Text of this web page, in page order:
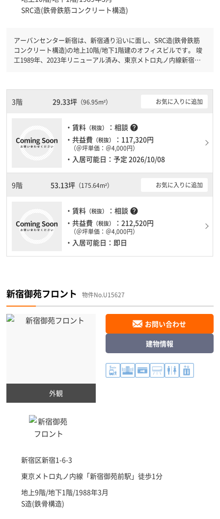
SRC造(鉄骨鉄筋コンクリート構造)
アーバンセンター新宿は、新宿通り沿いに面し、SRC造(鉄骨鉄筋
コンクリート構造)の地上10階/地下1階建のオフィスビルです。 竣
工1989年、2023年リニューアル済み、東京メトロ丸ノ内線新宿三
の際にも安心できます。新耐震基準を満たしておりますので、耐震
性がしっかりとしています。駐車場もありますので、車を利用され
るお客様には使いやすいです。１フロア２００坪以上ある大規模ビ
3階 29.33坪（96.95m²） お気に入りに追加
・賃料 （税抜） ：相談 help
・共益費 （税抜） ：117,320円
（＠坪単価：＠4,000円）
・入居可能日：予定 2026/10/08
9階 53.13坪 （175.64m²） お気に入りに追加
・賃料 （税抜） ：相談 help
・共益費 （税抜） ：212,520円
（＠坪単価：＠4,000円）
・入居可能日：即日
新宿御苑フロント 物件No.U15627
外観
新宿区新宿1-6-3
東京メトロ丸ノ内線「新宿御苑前駅 」徒歩1分
地上9階/地下1階/1988年3月
S造(鉄骨構造)
お問い合わせ
建物情報